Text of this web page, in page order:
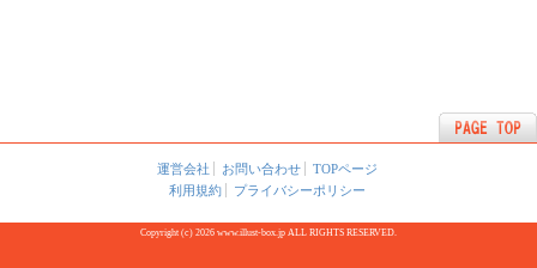
運営会社 お問い合わせ
TOPページ
利用規約
プライバシーポリシー
Copyright (c) 2026 www.illust-box.jp ALL RIGHTS RESERVED.